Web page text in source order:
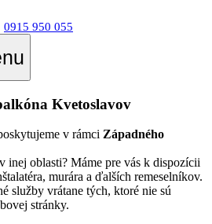
0915 950 055
Kvetoslavov
v rámci Západného
inej oblasti? Máme pre vás k dispozícii
murára a ďalších remeselníkov.
služby vrátane tých, ktoré nie sú
stránky.